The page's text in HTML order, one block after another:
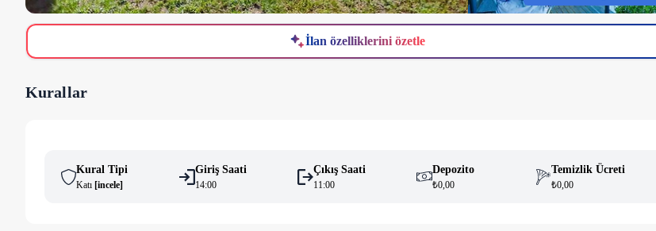
İlan özelliklerini özetle
Kurallar
Kural Tipi
Katı [i̇ncele]
Giriş Saati
14:00
Çıkış Saati
11:00
Depozito
₺0,00
Temizlik Ücreti
₺0,00